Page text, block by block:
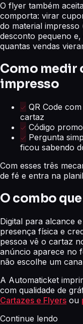
O flyer também
comporta: virar
do material impresso
desconto pequeno
quantas vendas
Como medir
impresso
QR Code
cartaz
Código
Pergunta
ficou sabendo
Com esses três
de fé e entra na
O combo
Digital para alcance
presença física e
pessoa vê o cartaz
anúncio aparece no
não escolhe um
A Automaticket
com qualidade de
Cartazes e Flyers ou
Continue lendo